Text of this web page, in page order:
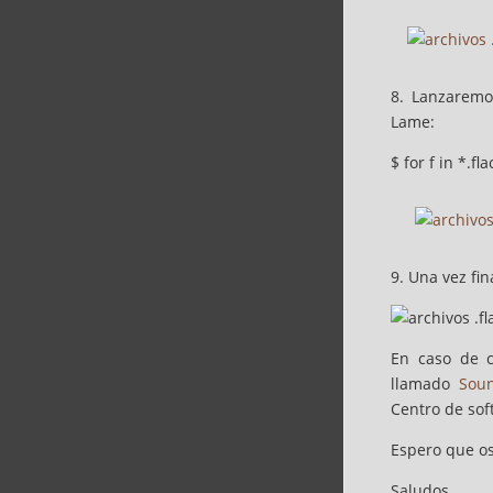
8.
Lame:
$ for f in
9. Una vez
En caso de
llamado
Centro de
Espero que